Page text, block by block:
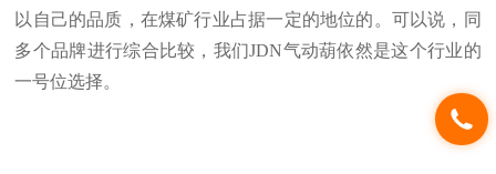
以自己的品质，在煤矿行业占据一定的地位的。可以说，同
多个品牌进行综合比较，我们JDN气动葫依然是这个行业的
一号位选择。